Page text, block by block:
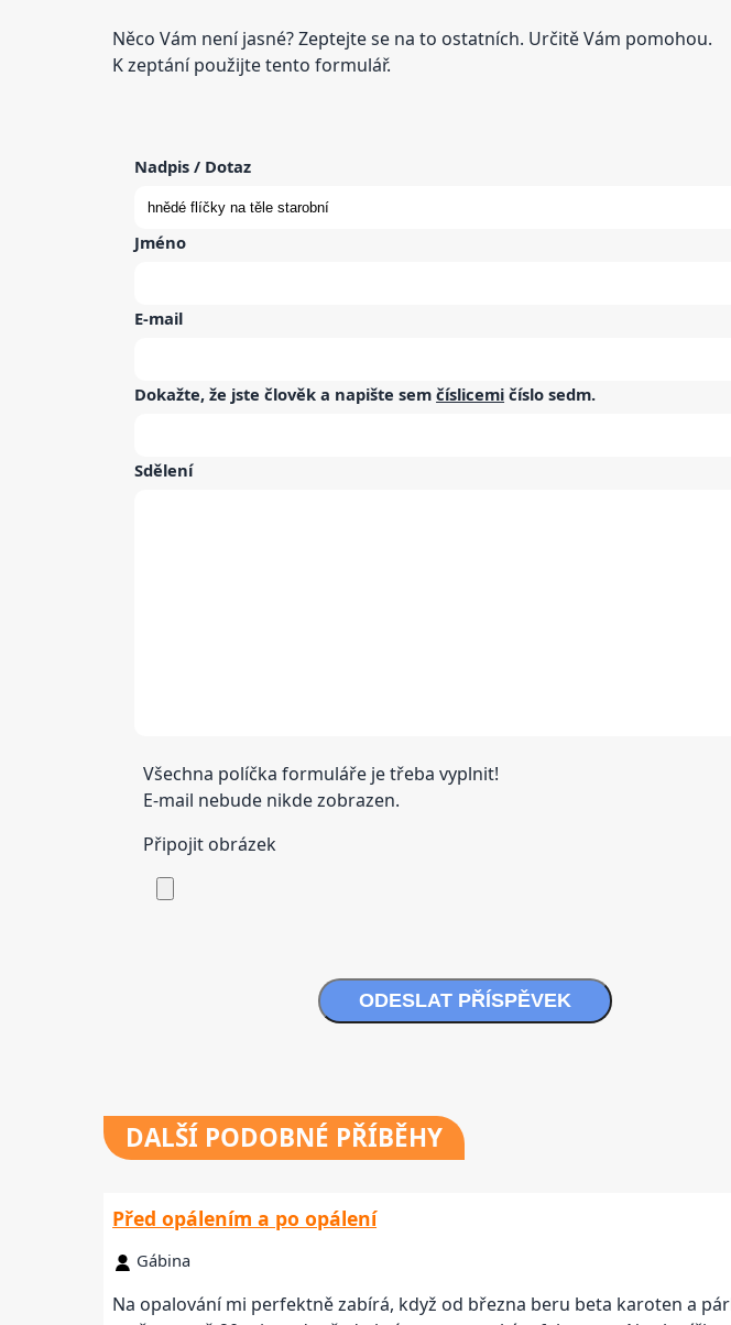
Něco Vám není jasné? Zeptejte se na to ostatních. Určitě Vám pomohou.
K zeptání použijte tento formulář.
Nadpis / Dotaz
Jméno
E-mail
Dokažte, že jste člověk a napište semčíslicemi číslosedm.
Sdělení
Všechna políčka formuláře je třeba vyplnit!
E-mail nebude nikde zobrazen.
Připojit obrázek
ODESLAT PŘÍSPĚVEK
DALŠÍ PODOBNÉ PŘÍBĚHY
Před opálením a po opálení
Gábina
Na opalování mi perfektně zabírá, když od března beru beta karoten a